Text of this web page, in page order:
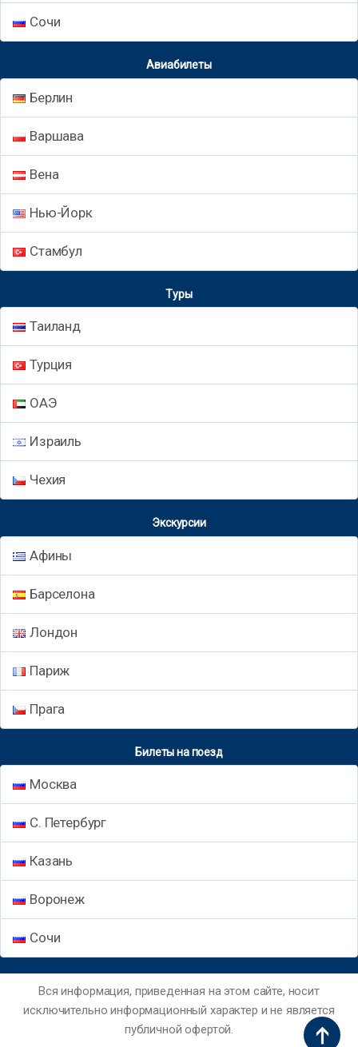
Сочи
Авиабилеты
Берлин
Варшава
Вена
Нью-Йорк
Стамбул
Туры
Таиланд
Турция
ОАЭ
Израиль
Чехия
Экскурсии
Афины
Барселона
Лондон
Париж
Прага
Билеты на поезд
Москва
С. Петербург
Казань
Воронеж
Сочи
Вся информация, приведенная на этом сайте, носит
исключительно информационный характер и не является
публичной офертой.